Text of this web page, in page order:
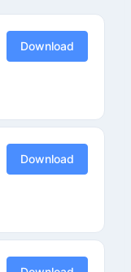
Download
Download